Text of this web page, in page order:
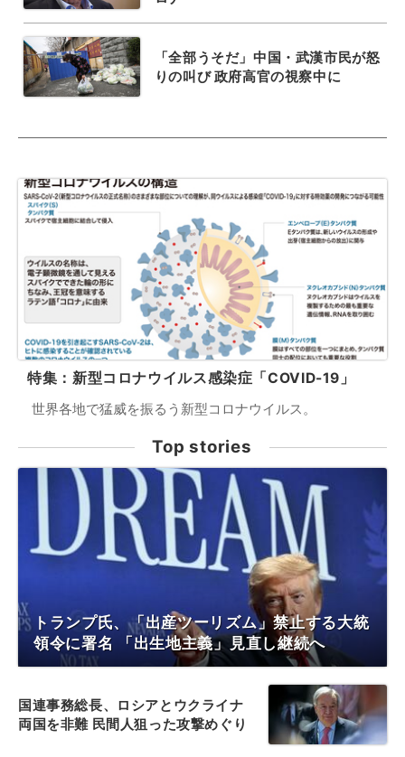
「全部うそだ」中国・武漢市民が怒
りの叫び 政府高官の視察中に
特集：新型コロナウイルス感染症「COVID-19」
世界各地で猛威を振るう新型コロナウイルス。
Top stories
トランプ氏、「出産ツーリズム」禁止する大統
領令に署名 「出生地主義」見直し継続へ
国連事務総長、ロシアとウクライナ
両国を非難 民間人狙った攻撃めぐり